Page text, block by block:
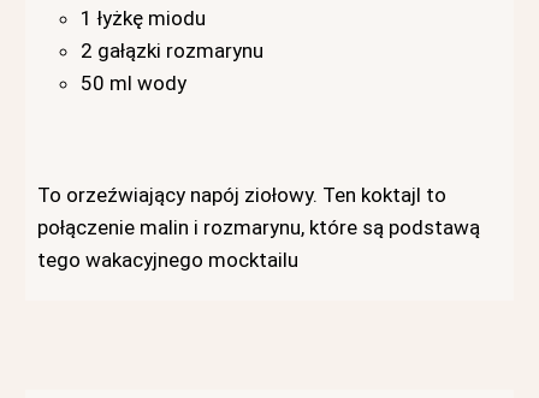
1 łyżkę miodu
2 gałązki rozmarynu
50 ml wody
To orzeźwiający napój ziołowy. Ten koktajl to
połączenie malin i rozmarynu, które są podstawą
tego wakacyjnego mocktailu